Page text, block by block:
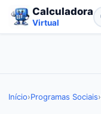
Calculadora
Virtual
Início›Programas Sociais›